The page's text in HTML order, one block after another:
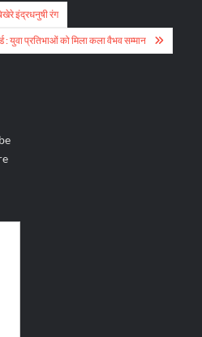
इंद्रधनुषी रंग
: युवा प्रतिभाओं को मिला कला वैभव सम्मान